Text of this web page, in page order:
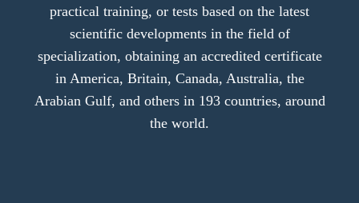
practical training, or tests based on the latest
scientific developments in the field of
specialization, obtaining an accredited certificate
in America, Britain, Canada, Australia, the
Arabian Gulf, and others in 193 countries, around
the world.